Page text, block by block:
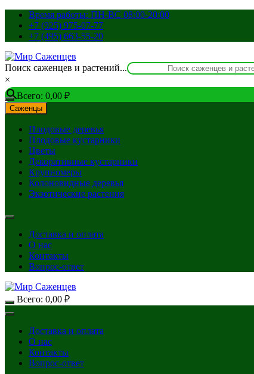
Перейти
содержимому
Время работы: ПН-ВС 08:00-20:00
+7 (925) 975-07-77
+7 (495) 663-55-20
Поиск саженцев и растений...
×
Всего: 0,00 ₽
Саженцы
Плодовые деревья
Плодовые кустарники
Цветы
Декоративные кустарники
Крупномеры
Колоновидные деревья
Экзотические растения
Доставка и оплата
О нас
Контакты
Вопрос-ответ
Всего: 0,00 ₽
Доставка и оплата
О нас
Контакты
Вопрос-ответ